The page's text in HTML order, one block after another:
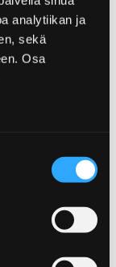
analytiikan ja
sekä
Osa
12,
klo